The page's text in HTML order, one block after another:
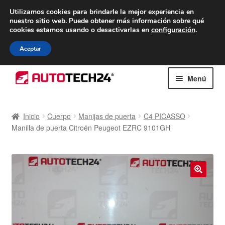
ENTREGA desde 7 EUR
De lunes a viernes de 9 a. m. a 4 p. m.
navegación
al
Menú
Caja registradora
Carro
Inicio Cuerpo Manijas de puerta
C4 PICASSO
Manilla de puerta Citroën Peugeot EZRC 9101GH
Utilizamos cookies para brindarle la mejor experiencia en
nuestro sitio web. Puede obtener más información sobre qué
cookies estamos usando o desactivarlas en configuración.
Aceptar